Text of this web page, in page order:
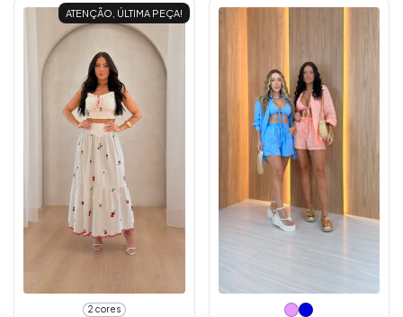
ATENÇÃO, ÚLTIMA PEÇA!
2 cores